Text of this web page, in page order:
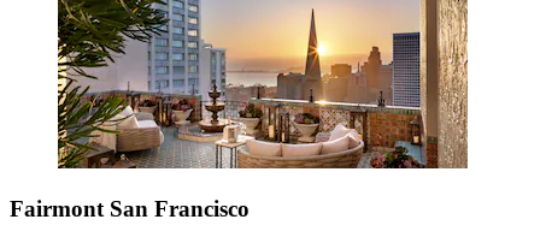
Fairmont San Francisco